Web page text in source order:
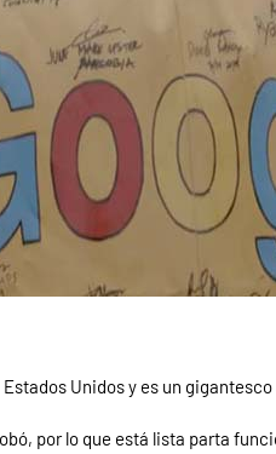
Unidos y es un
por lo que está lista parta